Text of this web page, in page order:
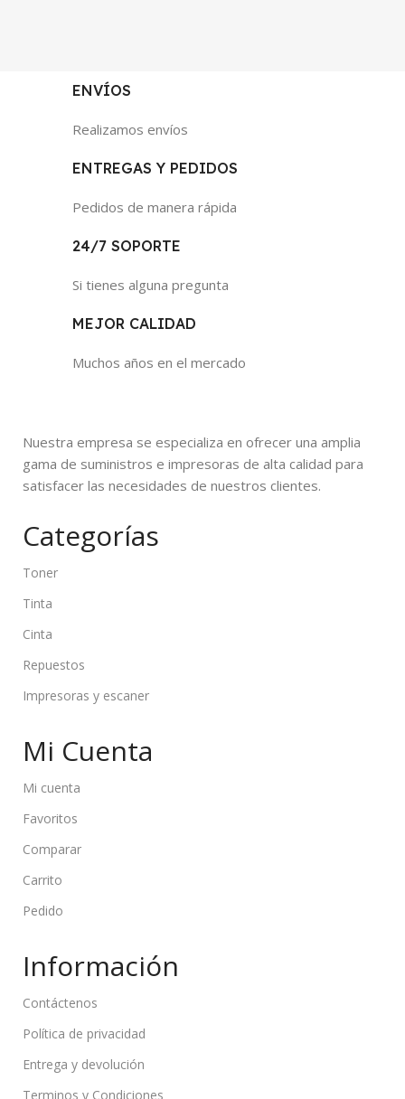
ENVÍOS
Realizamos envíos
ENTREGAS Y PEDIDOS
Pedidos de manera rápida
24/7 SOPORTE
Si tienes alguna pregunta
MEJOR CALIDAD
Muchos años en el mercado
Nuestra empresa se especializa en ofrecer una amplia
gama de suministros e impresoras de alta calidad para
satisfacer las necesidades de nuestros clientes.
Categorías
Toner
Tinta
Cinta
Repuestos
Impresoras y escaner
Mi Cuenta
Mi cuenta
Favoritos
Comparar
Carrito
Pedido
Información
Contáctenos
Política de privacidad
Entrega y devolución
Terminos y Condiciones